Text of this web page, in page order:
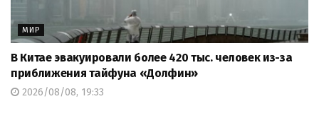
МИР
В Китае эвакуировали более 420 тыс. человек из-за
приближения тайфуна «Долфин»
2026/08/08, 19:33